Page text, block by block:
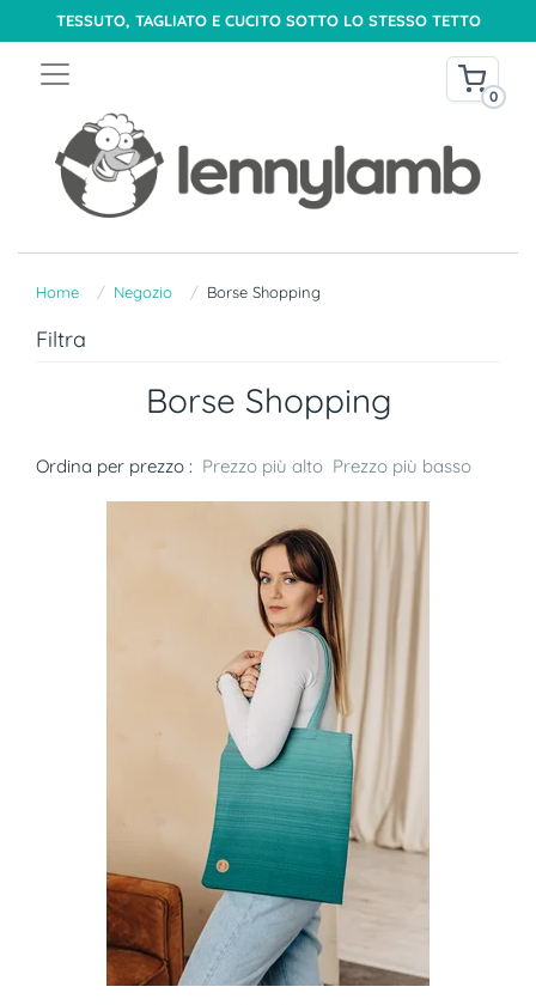
TESSUTO, TAGLIATO E CUCITO SOTTO LO STESSO TETTO
0
Home Negozio Borse Shopping
Filtra
Borse Shopping
Ordina per prezzo : Prezzo più alto Prezzo più basso